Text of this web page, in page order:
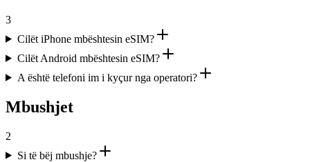
3
Cilët iPhone mbështesin eSIM?
Cilët Android mbështesin eSIM?
A është telefoni im i kyçur nga operatori?
Mbushjet
2
Si të bëj mbushje?